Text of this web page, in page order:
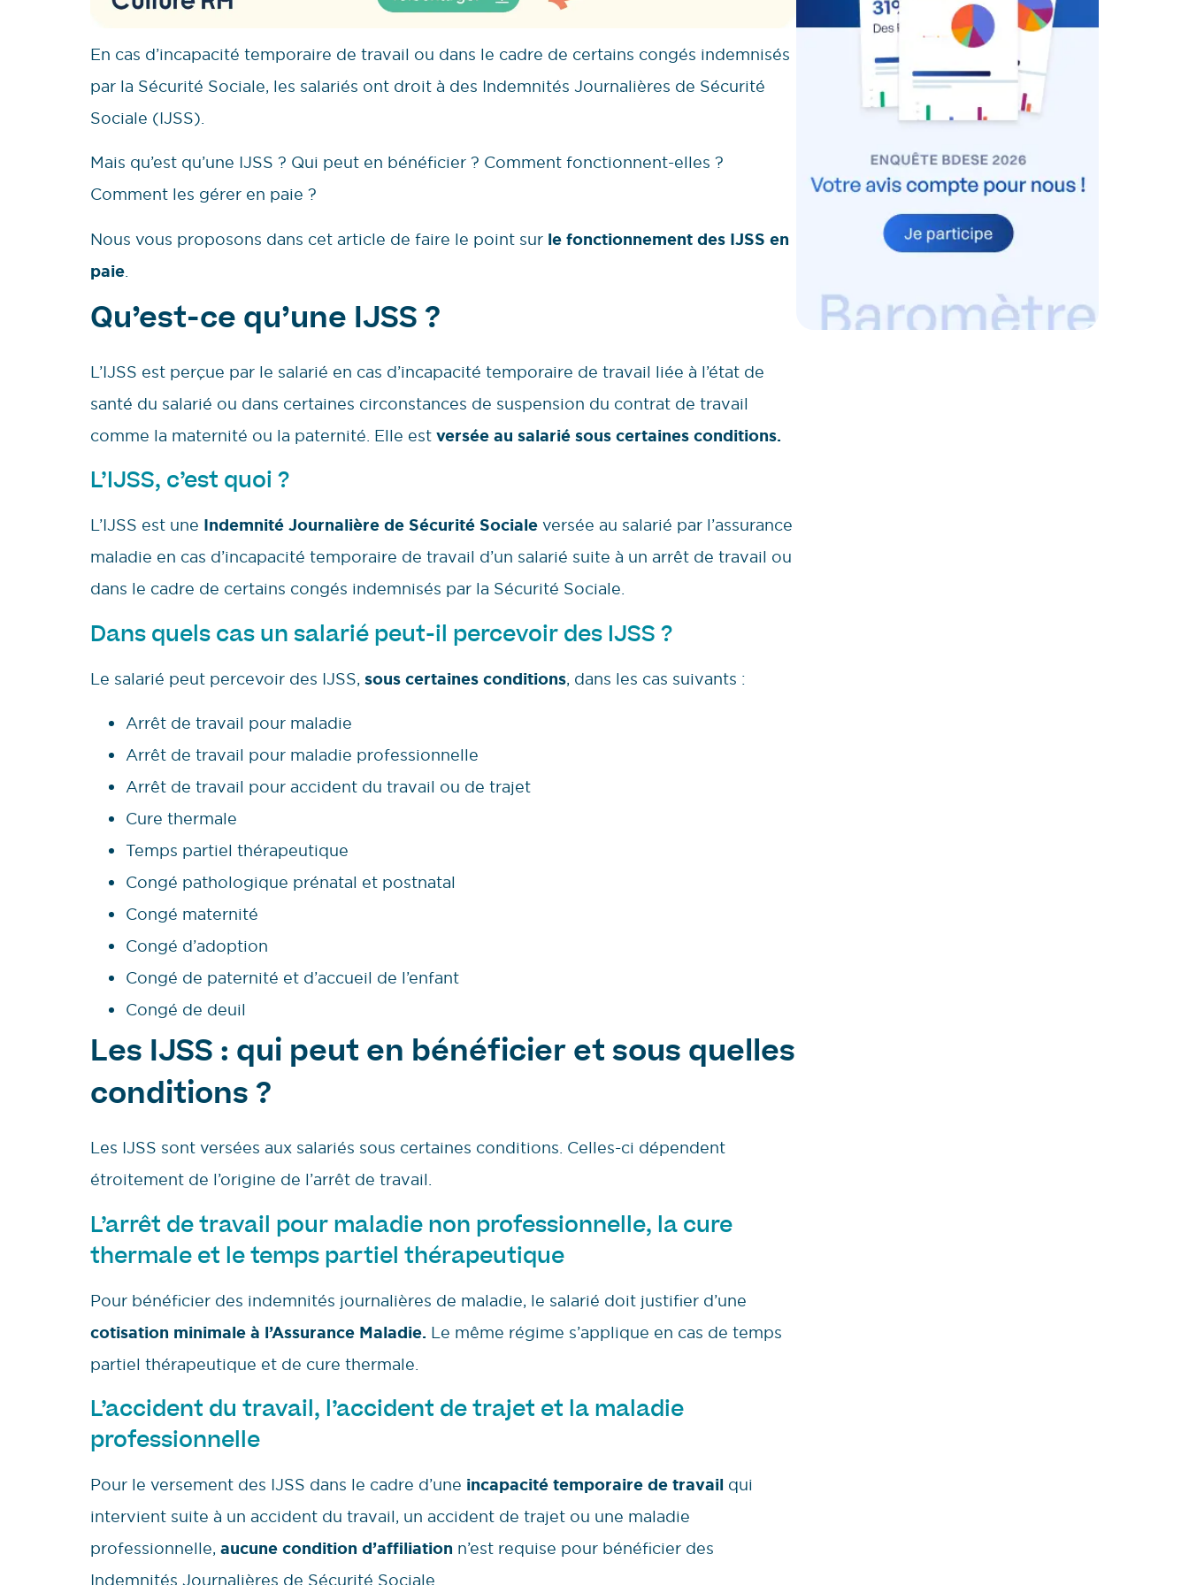
En cas d’incapacité temporaire de travail ou dans le cadre de certains congés indemnisés
par la Sécurité Sociale, les salariés ont droit à des Indemnités Journalières de Sécurité
Sociale (IJSS).
Mais qu’est qu’une IJSS ? Qui peut en bénéficier ? Comment fonctionnent-elles ?
Comment les gérer en paie ?
Nous vous proposons dans cet article de faire le point sur le fonctionnement des IJSS en
paie.
Qu’est-ce qu’une IJSS ?
L’IJSS est perçue par le salarié en cas d’incapacité temporaire de travail liée à l’état de
santé du salarié ou dans certaines circonstances de suspension du contrat de travail
comme la maternité ou la paternité. Elle est versée au salarié sous certaines conditions.
L’IJSS, c’est quoi ?
L’IJSS est une Indemnité Journalière de Sécurité Sociale versée au salarié par l’assurance
maladie en cas d’incapacité temporaire de travail d’un salarié suite à un arrêt de travail ou
dans le cadre de certains congés indemnisés par la Sécurité Sociale.
Dans quels cas un salarié peut-il percevoir des IJSS ?
Le salarié peut percevoir des IJSS, sous certaines conditions, dans les cas suivants :
Arrêt de travail pour maladie
Arrêt de travail pour maladie professionnelle
Arrêt de travail pour accident du travail ou de trajet
Cure thermale
Temps partiel thérapeutique
Congé pathologique prénatal et postnatal
Congé maternité
Congé d’adoption
Congé de paternité et d’accueil de l’enfant
Congé de deuil
Les IJSS : qui peut en bénéficier et sous quelles
conditions ?
Les IJSS sont versées aux salariés sous certaines conditions. Celles-ci dépendent
étroitement de l’origine de l’arrêt de travail.
L’arrêt de travail pour maladie non professionnelle, la cure
thermale et le temps partiel thérapeutique
Pour bénéficier des indemnités journalières de maladie, le salarié doit justifier d’une
cotisation minimale à l’Assurance Maladie. Le même régime s’applique en cas de temps
partiel thérapeutique et de cure thermale.
L’accident du travail, l’accident de trajet et la maladie
professionnelle
Pour le versement des IJSS dans le cadre d’une incapacité temporaire de travail qui
intervient suite à un accident du travail, un accident de trajet ou une maladie
professionnelle, aucune condition d’affiliation n’est requise pour bénéficier des
Indemnités Journalières de Sécurité Sociale.